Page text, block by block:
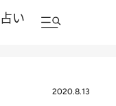
占い
2020.8.13